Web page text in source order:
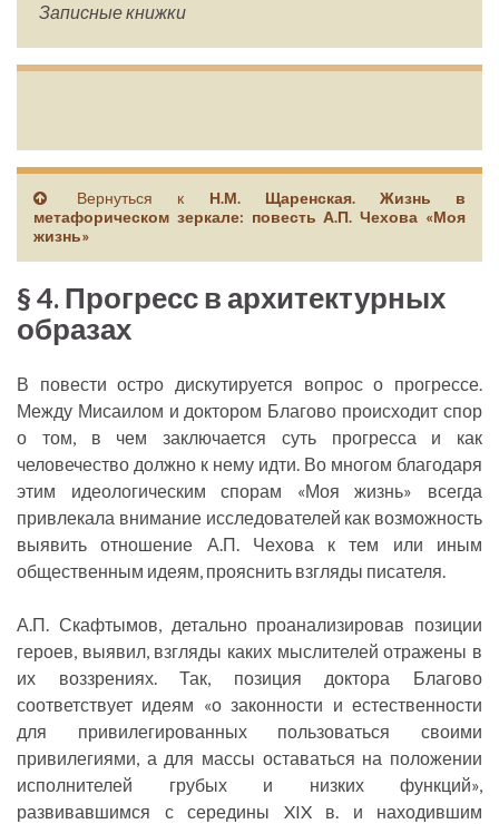
Записные книжки
Вернуться к Н.М. Щаренская. Жизнь в
метафорическом зеркале: повесть А.П. Чехова «Моя
жизнь»
§ 4. Прогресс в архитектурных
образах
В повести остро дискутируется вопрос о прогрессе.
Между Мисаилом и доктором Благово происходит спор
о том, в чем заключается суть прогресса и как
человечество должно к нему идти. Во многом благодаря
этим идеологическим спорам «Моя жизнь» всегда
привлекала внимание исследователей как возможность
выявить отношение А.П. Чехова к тем или иным
общественным идеям, прояснить взгляды писателя.
А.П. Скафтымов, детально проанализировав позиции
героев, выявил, взгляды каких мыслителей отражены в
их воззрениях. Так, позиция доктора Благово
соответствует идеям «о законности и естественности
для привилегированных пользоваться своими
привилегиями, а для массы оставаться на положении
исполнителей грубых и низких функций»,
развивавшимся с середины XIX в. и находившим